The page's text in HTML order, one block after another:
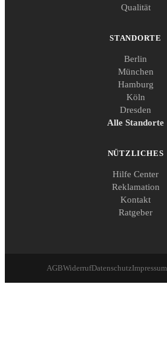
Qualität
STANDORTE
Berlin
München
Hamburg
Köln
Dresden
Alle Standorte
NÜTZLICHES
Hilfe Center
Reklamation
Kontakt
Ratgeber
AGBWiderrufDatenschutzImpressum